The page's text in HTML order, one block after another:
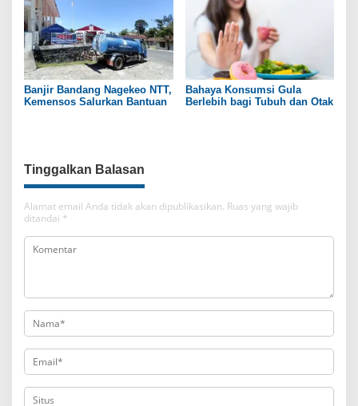
Banjir Bandang Nagekeo NTT,
Kemensos Salurkan Bantuan
Bahaya Konsumsi Gula
Berlebih bagi Tubuh dan Otak
Tinggalkan Balasan
Alamat email Anda tidak akan dipublikasikan. Ruas yang wajib
ditandai *